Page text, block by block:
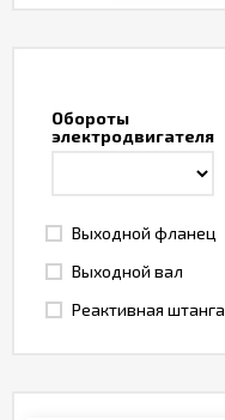
Обороты
электродвигателя
Выходной фланец
Выходной вал
Реактивная штанга